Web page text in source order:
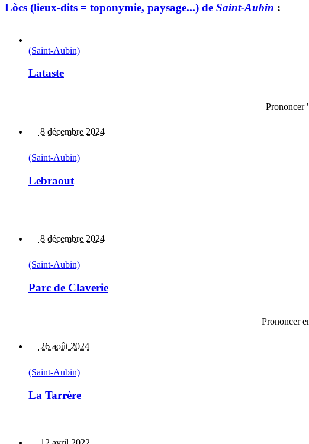
Lòcs (lieux-dits = toponymie, paysage...) de Saint-Aubin :
(Saint-Aubin)
Lataste
Prononcer
8 décembre 2024
(Saint-Aubin)
Lebraout
8 décembre 2024
(Saint-Aubin)
Parc de Claverie
Prononcer
26 août 2024
(Saint-Aubin)
La Tarrère